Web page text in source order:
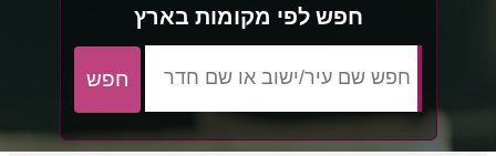
לפי איזור
חדרים לפי שעה במרכז
חפש לפי מקומות בארץ